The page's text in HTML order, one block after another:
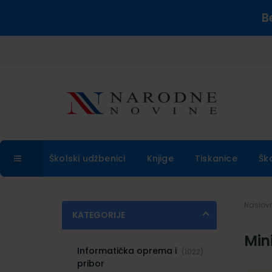
Školski udžbenici Knjige Tiskanice
KATEGORIJE
Informatička oprema i
pribor
(1022)